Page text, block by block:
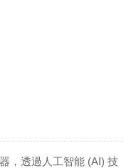
，透過人工智能 (AI) 技